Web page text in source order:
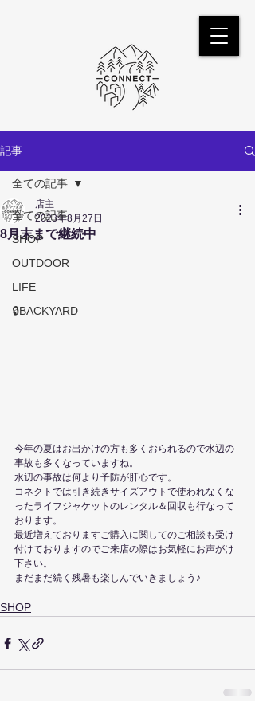
記事
全ての記事
SHOP
OUTDOOR
LIFE
🔒BACKYARD
全ての記事
8月末まで継続中
店主
2023年8月27日
今年の夏はお出かけの方も多くおられるので水辺の
事故も多くなっていますね。
水辺の事故は何より予防が肝心です。
コネクトでは引き続きサイズアウトで使われなくな
ったライフジャケットのレンタル＆回収も行なって
おります。
最近増えておりますご購入に関してのご相談も受け
付けておりますのでご来店の際はお気軽にお声がけ
下さい。
まだまだ続く残暑も楽しんでいきましょう♪
SHOP